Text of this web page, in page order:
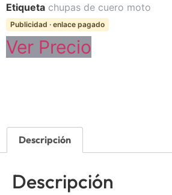
Etiqueta chupas de cuero moto
Publicidad · enlace pagado
Ver Precio
Descripción
Descripción